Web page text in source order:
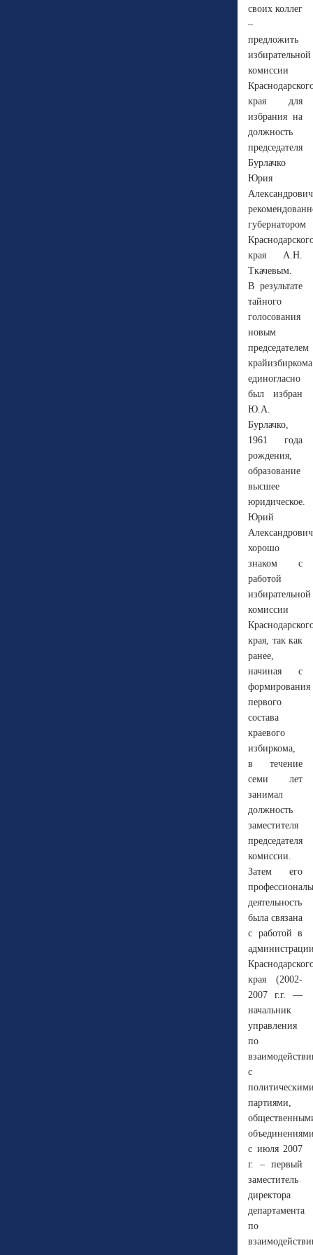
своих коллег
–
предложить
избирательной
комиссии
края для
избрания на
должность
председателя
Бурлачко
Юрия
губернатором
края А.Н.
Ткачевым.
В результате
тайного
голосования
новым
председателем
крайизбиркома
единогласно
был избран
Ю.А.
Бурлачко,
1961 года
рождения,
образование
высшее
юридическое.
Юрий
Александрович
хорошо
знаком с
работой
избирательной
комиссии
края, так как
ранее,
начиная с
формирования
первого
состава
краевого
избиркома,
в течение
семи лет
занимал
должность
заместителя
председателя
комиссии.
Затем его
деятельность
была связана
с работой в
края (2002-
2007 г.г. —
начальник
управления
по
с
партиями,
с июля 2007
г. – первый
заместитель
директора
департамента
по